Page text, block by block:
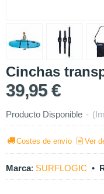
Cinchas
39,95 €
Producto Disponible -
Costes de envío Ver
Marca: SURFLOGIC •